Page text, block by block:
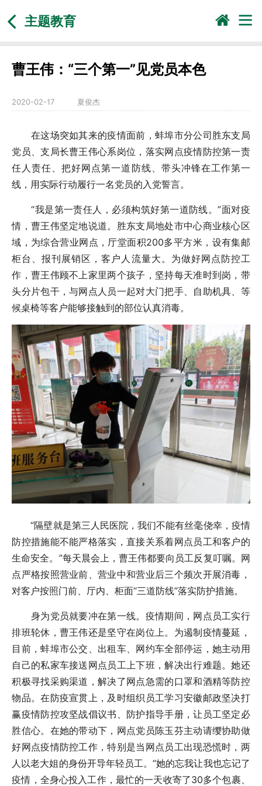
主题教育
曹王伟：“三个第一”见党员本色
2020-02-17 夏俊杰
在这场突如其来的疫情面前，蚌埠市分公司胜东支局
党员、支局长曹王伟心系岗位，落实网点疫情防控第一责
任人责任、把好网点第一道防线、带头冲锋在工作第一
线，用实际行动履行一名党员的入党誓言。
“我是第一责任人，必须构筑好第一道防线。”面对疫
情，曹王伟坚定地说道。胜东支局地处市中心商业核心区
域，为综合营业网点，厅堂面积200多平方米，设有集邮
柜台、报刊展销区，客户人流量大。为做好网点防控工
作，曹王伟顾不上家里两个孩子，坚持每天准时到岗，带
头分片包干，与网点人员一起对大门把手、自助机具、等
候桌椅等客户能够接触到的部位认真消毒。
“隔壁就是第三人民医院，我们不能有丝毫侥幸，疫情
防控措施能不能严格落实，直接关系着网点员工和客户的
生命安全。”每天晨会上，曹王伟都要向员工反复叮嘱。网
点严格按照营业前、营业中和营业后三个频次开展消毒，
对客户按照门前、厅内、柜面“三道防线”落实防护措施。
身为党员就要冲在第一线。疫情期间，网点员工实行
排班轮休，曹王伟还是坚守在岗位上。为遏制疫情蔓延，
目前，蚌埠市公交、出租车、网约车全部停运，她主动用
自己的私家车接送网点员工上下班，解决出行难题。她还
积极寻找采购渠道，解决了网点急需的口罩和酒精等防控
物品。在防疫宣贯上，及时组织员工学习安徽邮政坚决打
赢疫情防控攻坚战倡议书、防护指导手册，让员工坚定必
胜信心。在她的带动下，网点党员陈玉芬主动请缨协助做
好网点疫情防控工作，特别是当网点员工出现恐慌时，两
人以老大姐的身份开导年轻员工。“她的忘我让我也忘记了
疫情，全身心投入工作，最忙的一天收寄了30多个包裹、